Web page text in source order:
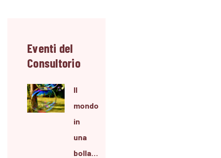
Eventi del
Consultorio
Il
mondo
in
una
bolla…